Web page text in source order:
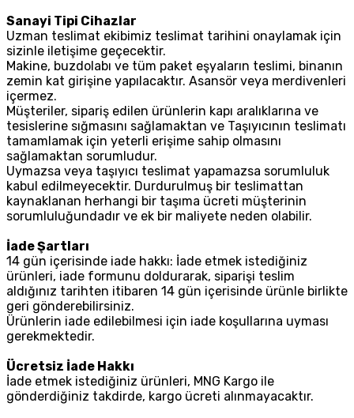
Sanayi Tipi Cihazlar
Uzman teslimat ekibimiz teslimat tarihini onaylamak için
sizinle iletişime geçecektir.
Makine, buzdolabı ve tüm paket eşyaların teslimi, binanın
zemin kat girişine yapılacaktır. Asansör veya merdivenleri
içermez.
Müşteriler, sipariş edilen ürünlerin kapı aralıklarına ve
tesislerine sığmasını sağlamaktan ve Taşıyıcının teslimatı
tamamlamak için yeterli erişime sahip olmasını
sağlamaktan sorumludur.
Uymazsa veya taşıyıcı teslimat yapamazsa sorumluluk
kabul edilmeyecektir. Durdurulmuş bir teslimattan
kaynaklanan herhangi bir taşıma ücreti müşterinin
sorumluluğundadır ve ek bir maliyete neden olabilir.
İade Şartları
14 gün içerisinde iade hakkı: İade etmek istediğiniz
ürünleri, iade formunu doldurarak, siparişi teslim
aldığınız tarihten itibaren 14 gün içerisinde ürünle birlikte
geri gönderebilirsiniz.
Ürünlerin iade edilebilmesi için iade koşullarına uyması
gerekmektedir.
Ücretsiz İade Hakkı
İade etmek istediğiniz ürünleri, MNG Kargo ile
gönderdiğiniz takdirde, kargo ücreti alınmayacaktır.